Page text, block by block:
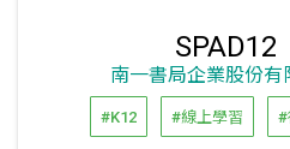
SPAD12
南一書局企業股份有
#K12 #線上學習 #